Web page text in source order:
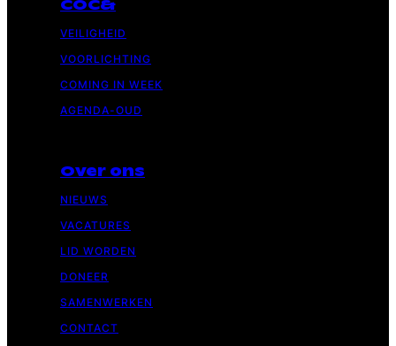
COC&
VEILIGHEID
VOORLICHTING
COMING IN WEEK
AGENDA-OUD
Over ons
NIEUWS
VACATURES
LID WORDEN
DONEER
SAMENWERKEN
CONTACT